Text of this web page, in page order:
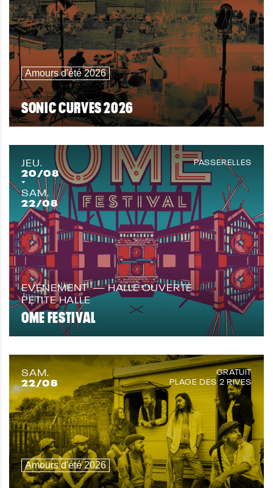
Amours d'été 2026
SONIC CURVES 2026
JEU.
20/08
SAM.
22/08
PASSERELLES
EVÉNEMENT
HALLE OUVERTE
PETITE HALLE
OME FESTIVAL
SAM.
22/08
GRATUIT
PLAGE DES 2 RIVES
Amours d'été 2026